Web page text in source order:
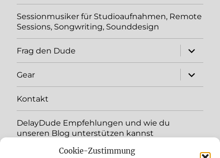
Cookie-Zustimmung
Sessionmusiker für Studioaufnahmen, Remote
Sessions, Songwriting, Sounddesign
Frag den Dude
öffnen
Gear
öffnen
Kontakt
DelayDude Empfehlungen und wie du
unseren Blog unterstützen kannst